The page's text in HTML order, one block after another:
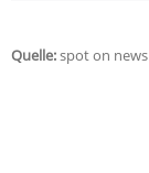
Quelle:spot on news